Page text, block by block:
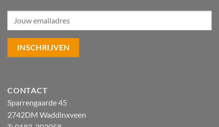
CONTACT
Sparrengaarde 45
2742DM Waddinxveen